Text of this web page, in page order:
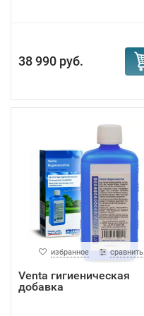
38 990 руб.
избранное сравнить
Venta гигиеническая
добавка